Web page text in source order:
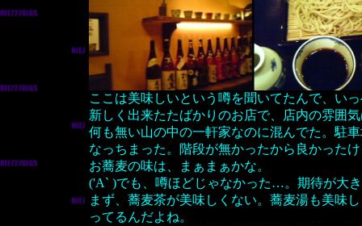
ここは美味しいという噂を聞いてたんで、い
新しく出来たたばかりのお店で、店内の雰囲
何も無い山の中の一軒家なのに混んでた。駐
なっちまった。階段が無かったから良かった
お蕎麦の味は、まぁまぁかな。
('A` )でも、噂ほどじゃなかった…。期待が大
まず、蕎麦茶が美味しくない。蕎麦湯も美味
ってるんだよね。